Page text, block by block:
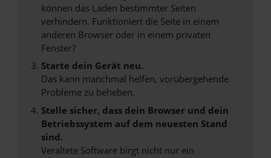
können das Laden bestimmter Seiten
verhindern. Funktioniert die Seite in einem
anderen Browser oder in einem privaten
Fenster?
Starte dein Gerät neu.
Das kann manchmal helfen, vorübergehende
Probleme zu beheben.
Stelle sicher, dass dein Browser und dein
Betriebssystem auf dem neuesten Stand
sind.
Veraltete Software birgt nicht nur ein